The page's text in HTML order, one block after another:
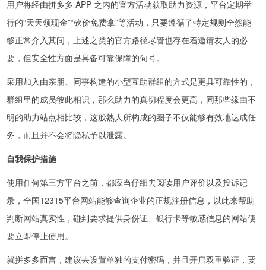
用户将经由拼多多 APP 之内的官方活动获取助力资源，平台定期举
行的“天天领现金”“砍价免费拿”等活动，只要遵循了特定规则全然能
够正常介入其间，上述之类的官方路径尽管也存在着邀请友人的必
要，但安全性方面是具备可靠保障的句号。
采用加入由亲朋、同事构建的小型互助群组的方式是更具可靠性的，
群组里的成员彼此相识，那么助力的真切程度会更高，同那些缘由不
明的助力站点相比较，这般熟人所构成的圈子不仅能够有效地达成任
务，而且并不会将隐私予以泄露。
自我保护措施
使用任何第三方平台之前，都应当仔细去阅读用户评价以及投诉记
录，全国12315平台网站能够查询企业的正规注册信息，以此来帮助
判断网站真实性，碰到要求提供身份证、银行卡等敏感信息的网站便
要立即停止使用。
就拼多多而言，建议去设置单独的支付密码，并且开启双重验证，要